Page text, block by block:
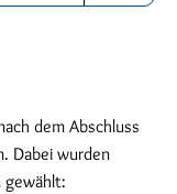
dem Abschluss
Dabei wurden
gewählt: